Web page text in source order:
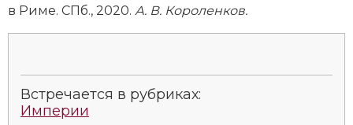
Северная Америка
СССР
в Риме. СПб., 2020. А. В. Короленков.
Встречается в рубриках:
Империи